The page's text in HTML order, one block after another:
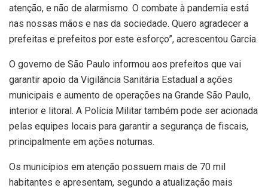
atenção, e não de alarmismo. O combate à pandemia está
nas nossas mãos e nas da sociedade. Quero agradecer a
prefeitas e prefeitos por este esforço”, acrescentou Garcia.
O governo de São Paulo informou aos prefeitos que vai
garantir apoio da Vigilância Sanitária Estadual a ações
municipais e aumento de operações na Grande São Paulo,
interior e litoral. A Polícia Militar também pode ser acionada
pelas equipes locais para garantir a segurança de fiscais,
principalmente em ações noturnas.
Os municípios em atenção possuem mais de 70 mil
habitantes e apresentam, segundo a atualização mais